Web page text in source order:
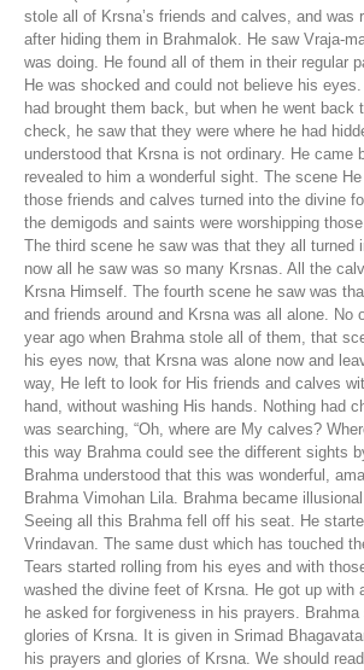
stole all of Krsna’s friends and calves, and was
after hiding them in Brahmalok. He saw Vraja-
was doing. He found all of them in their regular
He was shocked and could not believe his
had brought them back, but when he went back
check, he saw that they were where he had
understood that Krsna is not ordinary. He came
revealed to him a wonderful sight. The scene He
those friends and calves turned into the divine
the demigods and saints were worshipping
The third scene he saw was that they all turned
now all he saw was so many Krsnas. All the
Krsna Himself. The fourth scene he saw was
and friends around and Krsna was all alone. No
year ago when Brahma stole all of them, that
his eyes now, that Krsna was alone now and
way, He left to look for His friends and calves
hand, without washing His hands. Nothing had
was searching, “Oh, where are My calves?
this way Brahma could see the different sights
Brahma understood that this was wonderful,
Brahma Vimohan Lila. Brahma became
Seeing all this Brahma fell off his seat. He
Vrindavan. The same dust which has touched
Tears started rolling from his eyes and with
washed the divine feet of Krsna. He got up with
he asked for forgiveness in his prayers.
glories of Krsna. It is given in Srimad
his prayers and glories of Krsna. We should